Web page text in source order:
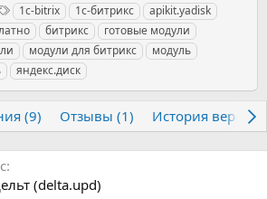
Т
е
г
и
1c-bitrix 1с-битрикс
apikit.yadisk
битрикс
готовые модули
модули для битрикс
модуль
яндекс.диск
(9) Отзывы (1) История версий
(delta.upd)